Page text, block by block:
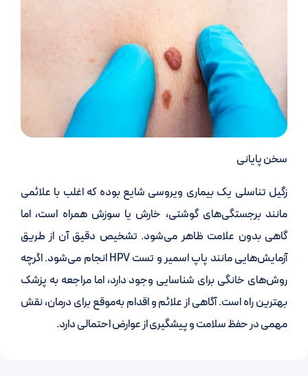
سخن پایانی
زگیل تناسلی یک بیماری ویروسی شایع بوده که اغلب با علائمی
مانند برجستگی‌های گوشتی، خارش یا سوزش همراه است، اما
گاهی بدون علامت ظاهر می‌شود. تشخیص دقیق آن از طریق
آزمایش‌هایی مانند پاپ اسمیر و تست HPV انجام می‌شود. اگرچه
روش‌های خانگی برای شناسایی وجود دارد، اما مراجعه به پزشک
بهترین راه است. آگاهی از علائم و اقدام به‌موقع برای درمان، نقش
مهمی در حفظ سلامت و پیشگیری از عوارض احتمالی دارد.